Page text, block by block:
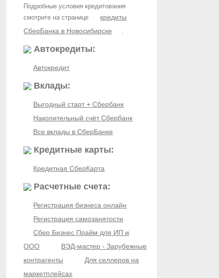
Подробные условия кредитования
смотрите на странице
кредиты
СберБанка в Новосибирске
.
Автокредиты:
Автокредит
Вклады:
Выгодный старт + Сбербанк
Накопительный счёт Сбербанк
Все вклады в СберБанке
Кредитные карты:
Кредитная СберКарта
Расчетные счета:
Регистрация бизнеса онлайн
Регистрация самозанятости
Сбер Бизнес Прайм для ИП и
ООО
ВЭД-мастер - Зарубежные
контрагенты
Для селлеров на
маркетплейсах